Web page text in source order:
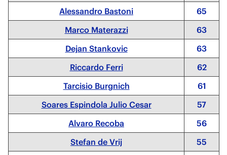
Alessandro Bastoni
65
Marco Materazzi
63
Dejan Stankovic
63
Riccardo Ferri
62
Tarcisio Burgnich
61
Soares Espindola Julio Cesar
57
Alvaro Recoba
56
Stefan de Vrij
55